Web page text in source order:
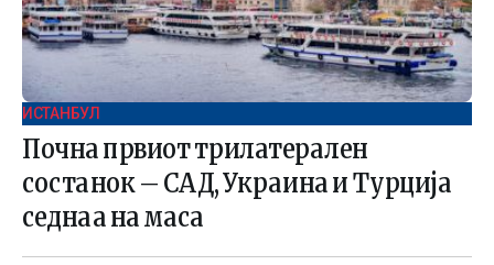
ИСТАНБУЛ
Почна првиот трилатерален
состанок – САД, Украина и Турција
седнаа на маса